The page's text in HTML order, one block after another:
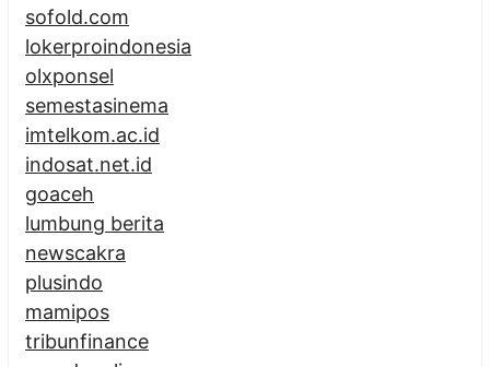
sofold.com
lokerproindonesia
olxponsel
semestasinema
imtelkom.ac.id
indosat.net.id
goaceh
lumbung berita
newscakra
plusindo
mamipos
tribunfinance